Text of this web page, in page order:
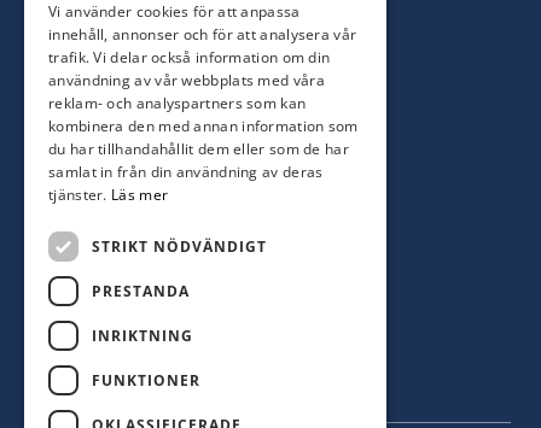
Torsåsgatan 9
392 39 Kalmar
Färjestaden
0485-310 71
oland@hagblomsfarghandel.nu
Storgatan 34
386 30 Färjestaden
Vi använder cookies för att anpassa
innehåll, annonser och för att analysera vår
trafik. Vi delar också information om din
användning av vår webbplats med våra
reklam- och analyspartners som kan
kombinera den med annan information som
du har tillhandahållit dem eller som de har
samlat in från din användning av deras
tjänster. Läs mer
STRIKT NÖDVÄNDIGT
PRESTANDA
INRIKTNING
FUNKTIONER